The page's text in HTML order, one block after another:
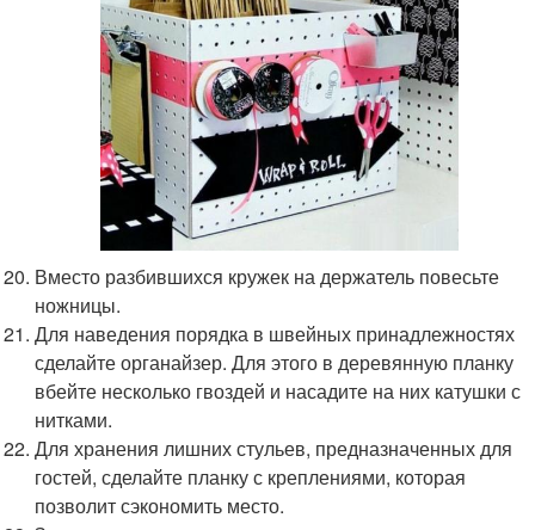
Вместо разбившихся кружек на держатель повесьте
ножницы.
Для наведения порядка в швейных принадлежностях
сделайте органайзер. Для этого в деревянную планку
вбейте несколько гвоздей и насадите на них катушки с
нитками.
Для хранения лишних стульев, предназначенных для
гостей, сделайте планку с креплениями, которая
позволит сэкономить место.